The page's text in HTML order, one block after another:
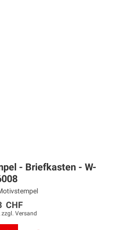
- Briefkasten - W-
CHF
zzgl. Versand